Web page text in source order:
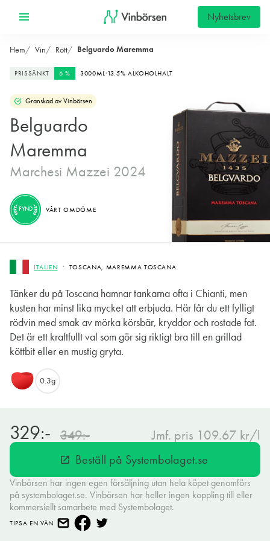
Nyhetsbrev
Hem Vin Rött Belguardo Maremma
PRISSÄNKT 6 % 3000ML 13.5% ALKOHOLHALT
Granskad av Vinbörsen
Belguardo
Maremma
Marchesi Mazzei 2024
ITALIEN TOSCANA, MAREMMA TOSCANA
Tänker du på Toscana hamnar tankarna ofta i Chianti, men
kusten har minst lika mycket att erbjuda. Här får du ett fylligt
rödvin med smak av mörka körsbär, kryddor och rostade fat.
Det är ett kraftfullt val som gör sig riktigt bra till en grillad
köttbit eller en mustig gryta.
FYND VÅRT OMDÖME
0.3g
329:- 349:- Jmf. pris 109.67 kr/l
open_in_new Beställ på Systembolaget.se
Vinbörsen har ingen egen försäljning utan hela köpet genomförs
på systembolaget.se. Vinbörsen har heller ingen koppling till eller
kommersiellt samarbete med Systembolaget.
TIPSA EN VÄN